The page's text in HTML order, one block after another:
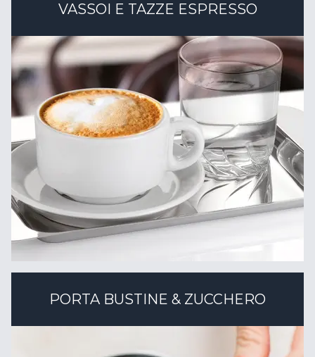
VASSOI E TAZZE ESPRESSO
PORTA BUSTINE & ZUCCHERO